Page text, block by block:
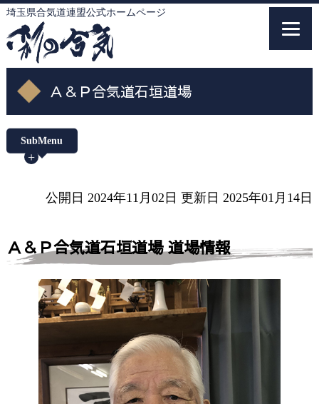
埼玉県合気道連盟公式ホームページ
トップ
埼玉県合気道連盟について
加盟案内
加盟団体専用ページ
Ａ＆Ｐ合気道石垣道場
SubMenu
公開日 2024年11月02日 更新日 2025年01月14日
Ａ＆Ｐ合気道石垣道場 道場情報